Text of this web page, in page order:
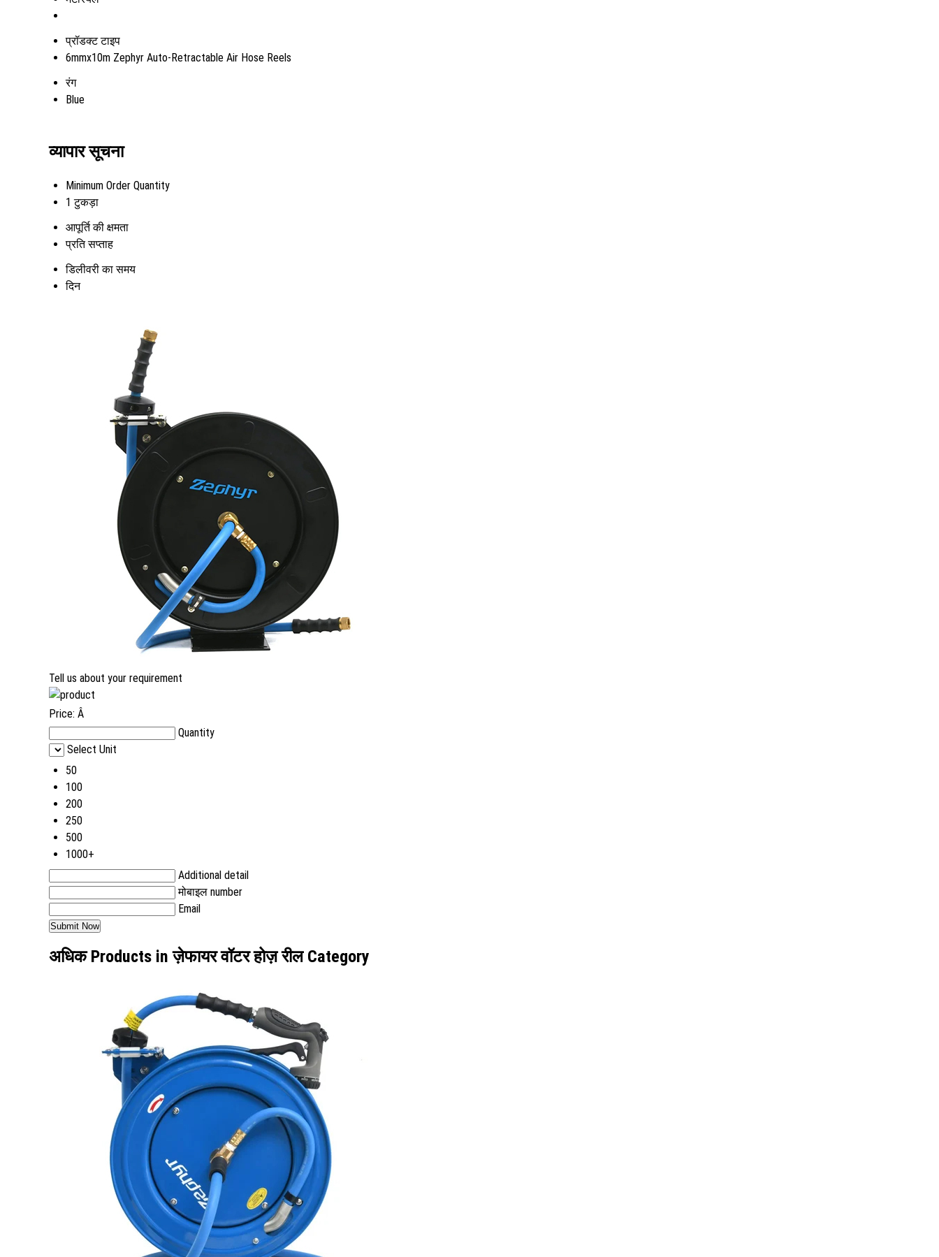
प्रॉडक्ट टाइप
6mmx10m Zephyr Auto-Retractable Air Hose Reels
रंग
Blue
व्यापार सूचना
Minimum Order Quantity
1 टुकड़ा
आपूर्ति की क्षमता
प्रति सप्ताह
डिलीवरी का समय
दिन
Tell us about your requirement
Price: Â
Quantity
Select Unit
50
100
200
250
500
1000+
Additional detail
मोबाइल number
Email
अधिक Products in ज़ेफायर वॉटर होज़ रील Category